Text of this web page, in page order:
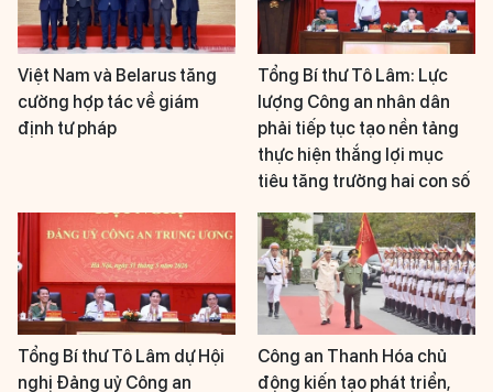
Việt Nam và Belarus tăng
cường hợp tác về giám
định tư pháp
Tổng Bí thư Tô Lâm: Lực
lượng Công an nhân dân
phải tiếp tục tạo nền tảng
thực hiện thắng lợi mục
tiêu tăng trưởng hai con số
Tổng Bí thư Tô Lâm dự Hội
nghị Đảng uỷ Công an
Công an Thanh Hóa chủ
động kiến tạo phát triển,